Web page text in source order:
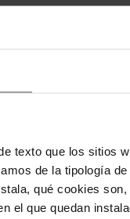
texto que los sitios
de la tipología
qué cookies
el que quedan